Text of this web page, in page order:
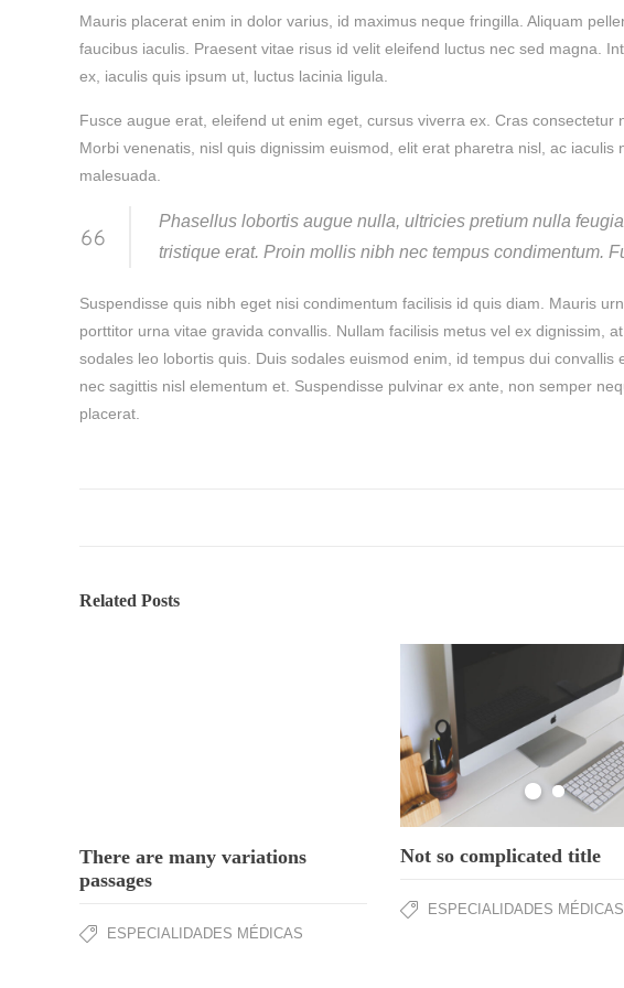
Mauris placerat enim in dolor varius, id maximus neque fringilla. Aliquam
faucibus iaculis. Praesent vitae risus id velit eleifend luctus nec sed magna.
ex, iaculis quis ipsum ut, luctus lacinia ligula.
Fusce augue erat, eleifend ut enim eget, cursus viverra ex. Cras consectetur
Morbi venenatis, nisl quis dignissim euismod, elit erat pharetra nisl, ac
malesuada.
Phasellus lobortis augue nulla, ultricies pretium nulla
tristique erat. Proin mollis nibh nec tempus condimentum.
Suspendisse quis nibh eget nisi condimentum facilisis id quis diam. Mauris
porttitor urna vitae gravida convallis. Nullam facilisis metus vel ex dignissim,
sodales leo lobortis quis. Duis sodales euismod enim, id tempus dui convallis
nec sagittis nisl elementum et. Suspendisse pulvinar ex ante, non semper
placerat.
Related Posts
There are many variations
passages
ESPECIALIDADES MÉDICAS
Not so complicated title
ESPECIALIDADES MÉDICAS